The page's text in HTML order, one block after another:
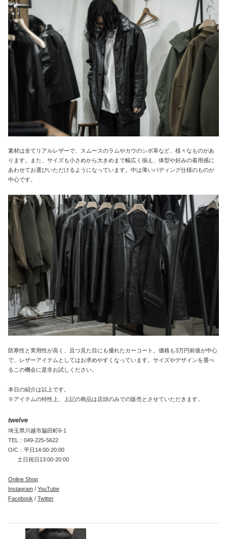
素材は全てリアルレザーで、スムースのラムやカウのシボ革など、様々なものがあ
ります。また、サイズも小さめから大きめまで幅広く揃え、体型や好みの着用感に
あわせてお選びいただけるようになっています。中は薄いパディング仕様のものが
中心です。
防寒性と実用性が高く、且つ見た目にも優れたカーコート。価格も3万円前後が中心
で、レザーアイテムとしてはお求めやすくなっています。サイズやデザインを選べ
るこの機会に是非お試しください。
本日の紹介は以上です。
※アイテムの特性上、上記の商品は店頭のみでの販売とさせていただきます。
twelve
埼玉県川越市脇田町6-1
TEL：049-225-5622
O/C：平日14:00-20:00
土日祝日13:00-20:00
Online Shop
Instagram / YouTube
Facebook / Twitter